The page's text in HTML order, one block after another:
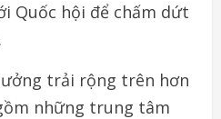
Quốc hội để chấm dứt
trải rộng trên hơn
những trung tâm